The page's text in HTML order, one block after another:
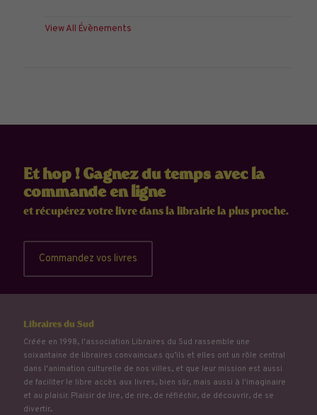
View All Évènements
Et hop ! Gagnez du temps avec la
commande en ligne
et récupérez votre livre dans la librairie la plus proche.
Commandez vos livres
Libraires du Sud
Créée en 1998, l'association Libraires du Sud rassemble une
soixantaine de libraires convaincu.e.s qu’ils et elles ont un rôle central
dans l'animation culturelle de nos villes, et que leur mission est aussi
de faciliter le libre accès aux livres, bien sûr, mais aussi à l'imaginaire
et au plaisir. Plaisir de lire, de rire, de réfléchir, de découvrir, de se
divertir...